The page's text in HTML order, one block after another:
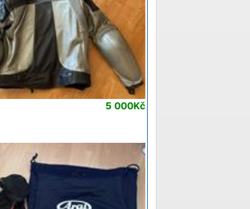
5 000Kč